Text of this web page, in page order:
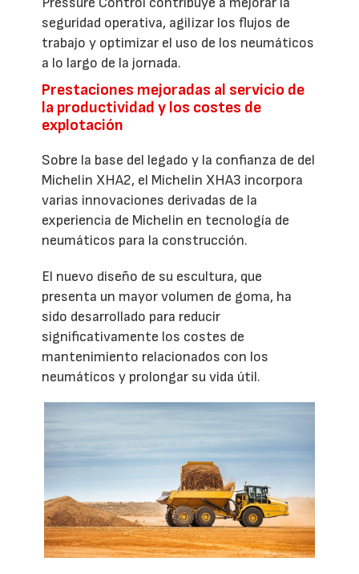
seguridad operativa, agilizar los flujos de
trabajo y optimizar el uso de los neumáticos
a lo largo de la jornada.
Prestaciones mejoradas al servicio de
la productividad y los costes de
explotación
Sobre la base del legado y la confianza de del
Michelin XHA2, el Michelin XHA3 incorpora
varias innovaciones derivadas de la
experiencia de Michelin en tecnología de
neumáticos para la construcción.
El nuevo diseño de su escultura, que
presenta un mayor volumen de goma, ha
sido desarrollado para reducir
significativamente los costes de
mantenimiento relacionados con los
neumáticos y prolongar su vida útil.